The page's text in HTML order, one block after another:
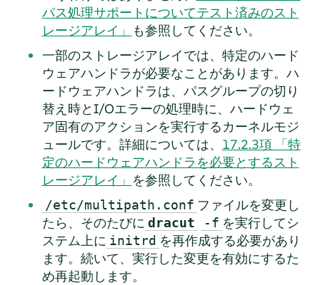
パス処理サポートについてテスト済みのスト
レージアレイ」 も参照してください。
一部のストレージアレイでは、特定のハード
ウェアハンドラが必要なことがあります。ハ
ードウェアハンドラは、パスグループの切り
替え時とI/Oエラーの処理時に、ハードウェ
ア固有のアクションを実行するカーネルモジ
ュールです。詳細については、 17.2.3項 「特
定のハードウェアハンドラを必要とするスト
レージアレイ」 を参照してください。
/etc/multipath.conf ファイルを変更し
たら、そのたびに dracut -f を実行してシ
ステム上に initrd を再作成する必要があり
ます。続いて、実行した変更を有効にするた
め再起動します。